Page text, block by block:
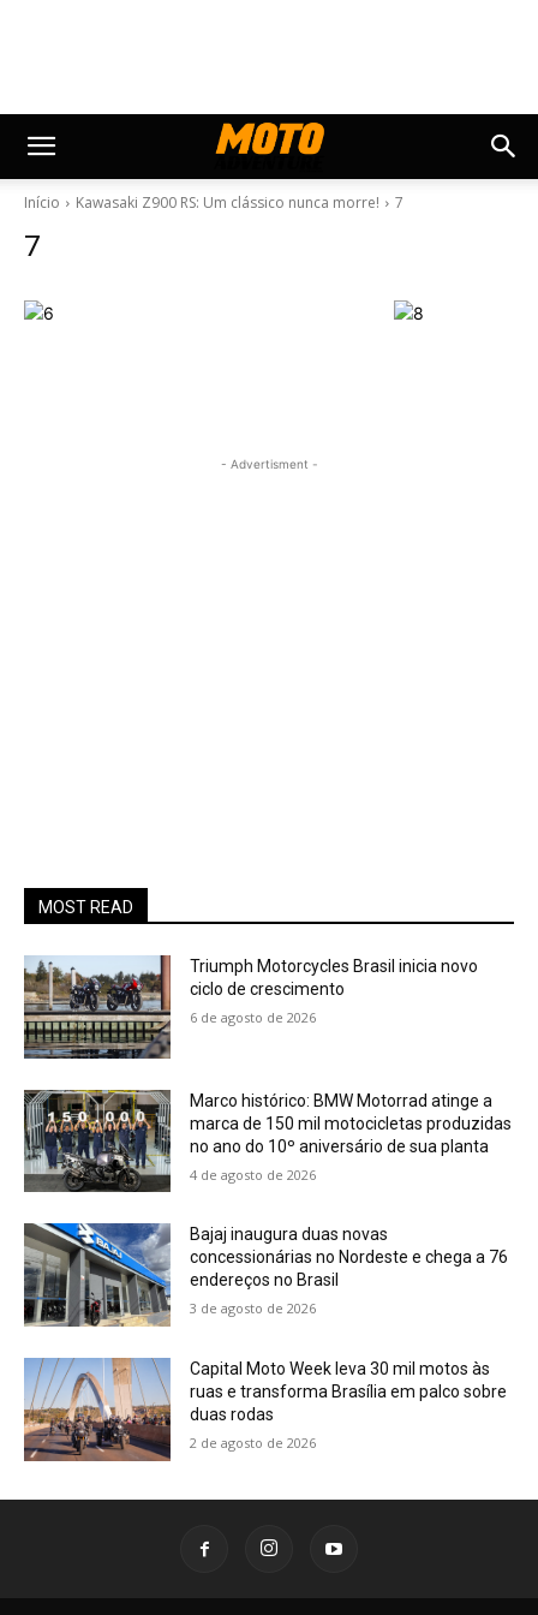
Início Kawasaki Z900 RS: Um clássico nunca morre! 7
7
- Advertisment -
MOST READ
Triumph Motorcycles Brasil inicia novo
ciclo de crescimento
6 de agosto de 2026
Marco histórico: BMW Motorrad atinge a
marca de 150 mil motocicletas produzidas
no ano do 10º aniversário de sua planta
4 de agosto de 2026
Bajaj inaugura duas novas
concessionárias no Nordeste e chega a 76
endereços no Brasil
3 de agosto de 2026
Capital Moto Week leva 30 mil motos às
ruas e transforma Brasília em palco sobre
duas rodas
2 de agosto de 2026